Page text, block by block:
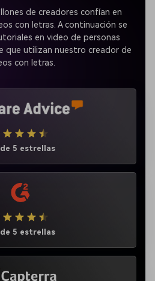
de creadores confían en
con letras. A continuación se
en video de personas
que utilizan nuestro creador de
con letras.
de 5 estrellas
de 5 estrellas